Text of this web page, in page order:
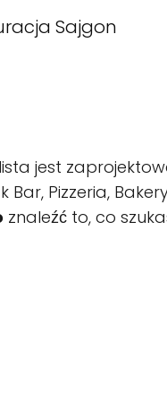
Sajgon
jest
Bar, Pizzeria,
znaleźć to, co